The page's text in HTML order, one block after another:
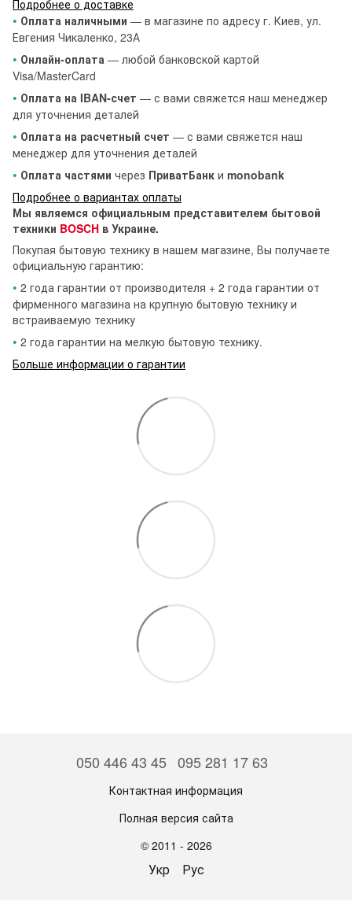
Подробнее о доставке
• Оплата наличными — в магазине по адресу г. Киев, ул.
Евгения Чикаленко, 23А
• Онлайн-оплата — любой банковской картой
Visa/MasterCard
• Оплата на IBAN-счет — с вами свяжется наш менеджер
для уточнения деталей
• Оплата на расчетный счет — с вами свяжется наш
менеджер для уточнения деталей
• Оплата частями через ПриватБанк и monobank
Подробнее о вариантах оплаты
Мы являемся официальным представителем бытовой
техники BOSCH в Украине.
Покупая бытовую технику в нашем магазине, Вы получаете
официальную гарантию:
• 2 года гарантии от производителя + 2 года гарантии от
фирменного магазина на крупную бытовую технику и
встраиваемую технику
• 2 года гарантии на мелкую бытовую технику.
Больше информации о гарантии
050 446 43 45 095 281 17 63
Контактная информация
Полная версия сайта
© 2011 - 2026
Укр Рус